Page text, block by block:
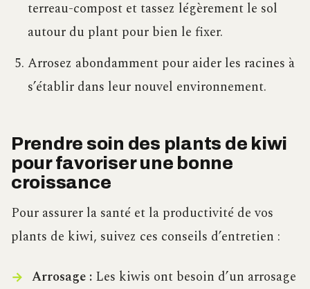
terreau-compost et tassez légèrement le sol
autour du plant pour bien le fixer.
Arrosez abondamment pour aider les racines à
s’établir dans leur nouvel environnement.
Prendre soin des plants de kiwi
pour favoriser une bonne
croissance
Pour assurer la santé et la productivité de vos
plants de kiwi, suivez ces conseils d’entretien :
Arrosage :Les kiwis ont besoin d’un arrosage